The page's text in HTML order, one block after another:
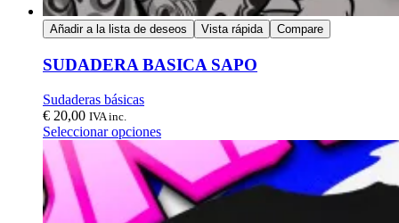
Añadir a la lista de deseos Vista rápida Compare
SUDADERA BASICA SAPO
Sudaderas básicas
€ 20,00 IVA inc.
Seleccionar opciones